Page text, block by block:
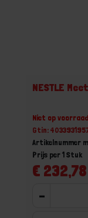
NESTLE
Niet op
Gtin:
Artikelnummer
€ 232,78
Prijs per 1 Stuk
-